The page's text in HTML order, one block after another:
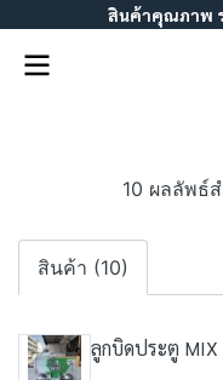
สินค้าคุณภาพ
10 ผลลัพธ์
สินค้า (10)
ลูกบิดประตู MIX